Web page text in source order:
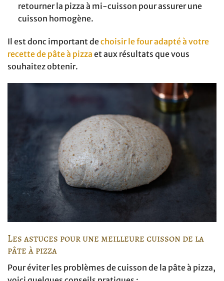
retourner la pizza à mi-cuisson pour assurer une
cuisson homogène.
Il est donc important dechoisir le four adapté à votre
recette de pâte à pizza et aux résultats que vous
souhaitez obtenir.
Les astuces pour une meilleure cuisson de la
pâte à pizza
Pour éviter les problèmes de cuisson de la pâte à pizza,